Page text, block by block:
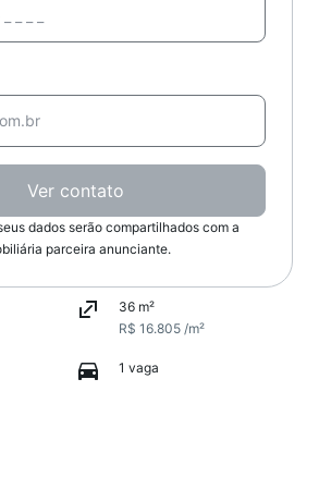
Ver contato
dados serão compartilhados com a
parceira anunciante.
36 m²
R$ 16.805 /m²
1 vaga